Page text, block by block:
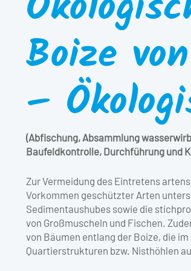
Boize
–
(Abfischung, Absammlung
Baufeldkontrolle, Durchführung und
Zur Vermeidung des Eintretens
Vorkommen geschützter Arten
Sedimentaushubes sowie die
von Großmuscheln und Fischen.
von Bäumen entlang der Boize, die
Quartierstrukturen bzw. Nisthöhlen